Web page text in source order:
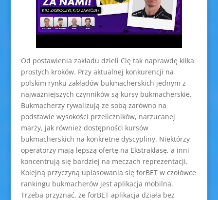
Od postawienia zakładu dzieli Cię tak naprawdę kilka
prostych kroków. Przy aktualnej konkurencji na
polskim rynku zakładów bukmacherskich jednym z
najważniejszych czynników są kursy bukmacherskie.
Bukmacherzy rywalizują ze sobą zarówno na
podstawie wysokości przeliczników, narzucanej
marży, jak również dostępności kursów
bukmacherskich na konkretne dyscypliny. Niektórzy
operatorzy mają lepszą ofertę na Ekstraklasę, a inni
koncentrują się bardziej na meczach reprezentacji.
Kolejną przyczyną uplasowania się forBET w czołówce
rankingu bukmacherów jest aplikacja mobilna.
Trzeba przyznać, że forBET aplikacja działa bez